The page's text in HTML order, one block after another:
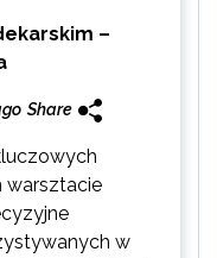
–
Share
warsztacie
w